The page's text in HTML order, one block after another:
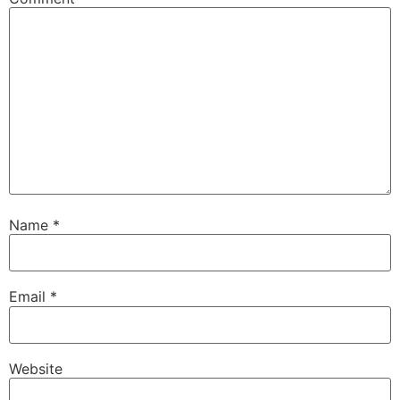
Name *
Email *
Website